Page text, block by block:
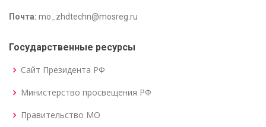
Почта: mo_zhdtechn@mosreg.ru
Государственные ресурсы
Сайт Президента РФ
Министерство просвещения РФ
Правительство МО